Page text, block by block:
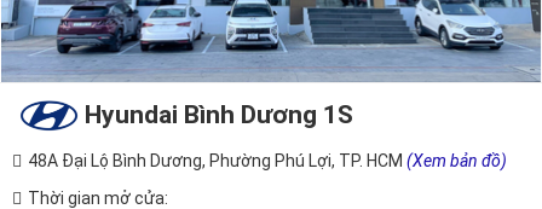
Hyundai Bình Dương 1S
48A Đại Lộ Bình Dương, Phường Phú Lợi, TP. HCM (Xem bản đồ)
Thời gian mở cửa: